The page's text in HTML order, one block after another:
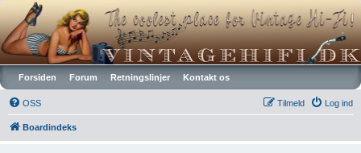
Vintagehifi.dk
Forsiden Forum Retningslinjer Kontakt os
OSS Log ind
Tilmeld
Boardindeks